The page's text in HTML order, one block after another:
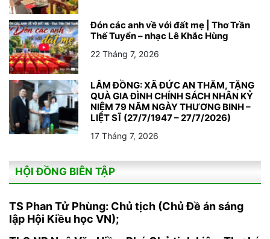
Đón các anh về với đất mẹ | Thơ Trần
Thế Tuyển – nhạc Lê Khắc Hùng
22 Tháng 7, 2026
LÂM ĐỒNG: XÃ ĐỨC AN THĂM, TẶNG
QUÀ GIA ĐÌNH CHÍNH SÁCH NHÂN KỶ
NIỆM 79 NĂM NGÀY THƯƠNG BINH –
LIỆT SĨ (27/7/1947 – 27/7/2026)
17 Tháng 7, 2026
HỘI ĐỒNG BIÊN TẬP
TS Phan Tử Phùng: Chủ tịch (Chủ Đề án sáng
lập Hội Kiều học VN);